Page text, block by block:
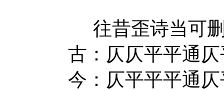
往昔歪诗当可
古：仄仄平平通
今：仄平平平通